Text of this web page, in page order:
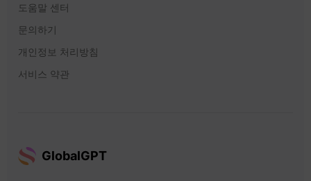
도움말 센터
문의하기
개인정보 처리방침
서비스 약관
GlobalGPT